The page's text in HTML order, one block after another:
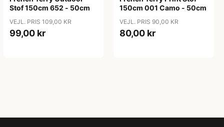
Stof 150cm 652 - 50cm
VEJL. PRIS 109,00 KR
99,00 kr
150cm 001 Camo - 50cm
VEJL. PRIS 90,00 KR
80,00 kr